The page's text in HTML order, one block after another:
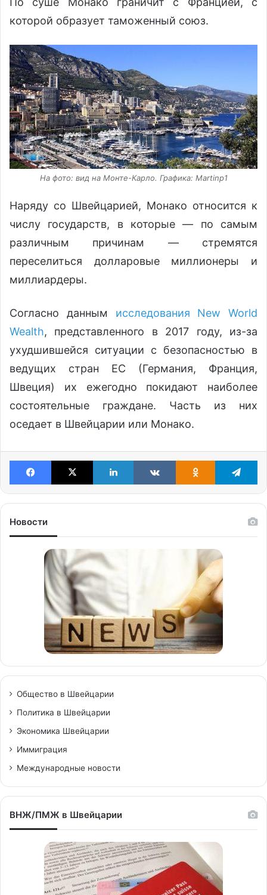
которой образует таможенный союз.
На фото: вид на Монте-Карло. Графика: Martinp1
Наряду со Швейцарией, Монако относится к
числу государств, в которые — по самым
различным причинам — стремятся
переселиться долларовые миллионеры и
миллиардеры.
Согласно данным исследования New World
Wealth, представленного в 2017 году, из-за
ухудшившейся ситуации с безопасностью в
ведущих стран ЕС (Германия, Франция,
Швеция) их ежегодно покидают наиболее
состоятельные граждане. Часть из них
оседает в Швейцарии или Монако.
Facebook X LinkedIn VKontakteOdnoklassniki
Новости
Общество в Швейцарии
Политика в Швейцарии
Экономика Швейцарии
Иммиграция
Международные новости
ВНЖ/ПМЖ в Швейцарии